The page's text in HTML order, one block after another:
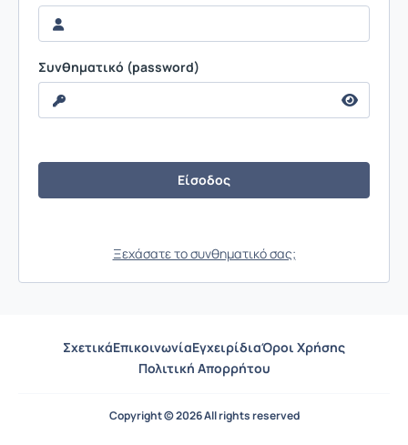
Συνθηματικό (password)
Ξεχάσατε το συνθηματικό σας;
ΣχετικάΕπικοινωνίαΕγχειρίδιαΌροι Χρήσης
Πολιτική Απορρήτου
Copyright © 2026 All rights reserved